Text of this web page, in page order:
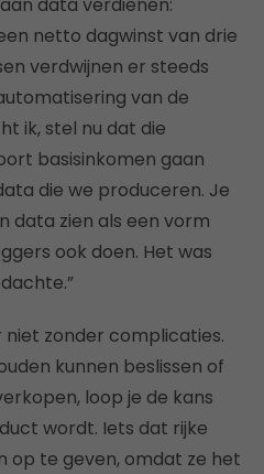
data verdienen:
netto dagwinst van drie
verdwijnen er steeds
van de
ik, stel nu dat die
basisinkomen gaan
die we produceren. Je
data zien als een vorm
ook doen. Het was
niet zonder complicaties.
kunnen beslissen of
loop je de kans
wordt. Iets dat rijke
op te geven, omdat ze het